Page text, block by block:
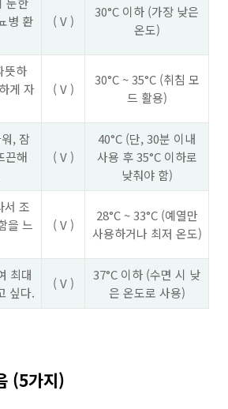
병 환
( V )
30°C 이하 (가장 낮은
온도)
뜻하
게 자
( V )
30°C ~ 35°C (취침 모
드 활용)
, 잠
끈해
( V )
40°C (단, 30분 이내
사용 후 35°C 이하로
낮춰야 함)
서 조
을 느
( V )
28°C ~ 33°C (예열만
사용하거나 최저 온도)
최대
싶다.
( V )
37°C 이하 (수면 시 낮
은 온도로 사용)
(5가지)